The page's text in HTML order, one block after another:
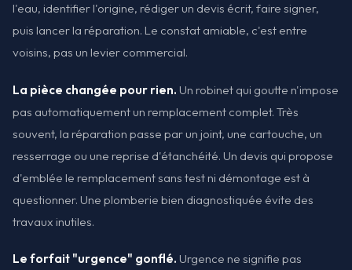
l'eau, identifier l'origine, rédiger un devis écrit, faire signer,
puis lancer la réparation. Le constat amiable, c'est entre
voisins, pas un levier commercial.
La pièce changée pour rien. Un robinet qui goutte n'impose
pas automatiquement un remplacement complet. Très
souvent, la réparation passe par un joint, une cartouche, un
resserrage ou une reprise d'étanchéité. Un devis qui propose
d'emblée le remplacement sans test ni démontage est à
questionner. Une plomberie bien diagnostiquée évite des
travaux inutiles.
Le forfait "urgence" gonflé. Urgence ne signifie pas